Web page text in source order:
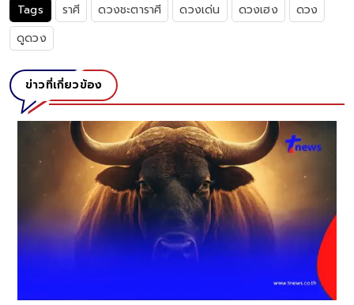
Tags ราศี ดวงชะตาราศี ดวงเด่น ดวงเฮง
ดวง
ดูดวง
ข่าวที่เกี่ยวข้อง